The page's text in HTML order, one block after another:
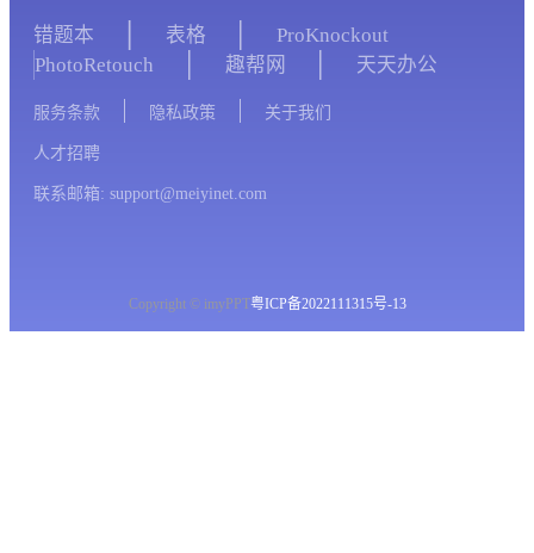
错题本 表格
ProKnockout
PhotoRetouch
趣帮网 天天办公
服务条款 隐私政策 关于我们
人才招聘
联系邮箱: support@meiyinet.com
Copyright © imyPPT粤ICP备2022111315号-13